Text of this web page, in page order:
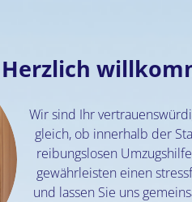
Herzlich
Wir sind Ihr
gleich, ob innerhalb der
reibungslosen
gewährleisten einen
und lassen Sie uns